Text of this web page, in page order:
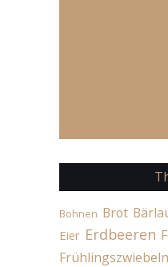
Bohnen Brot
Eier Erdbeeren
Frühlingszwiebeln